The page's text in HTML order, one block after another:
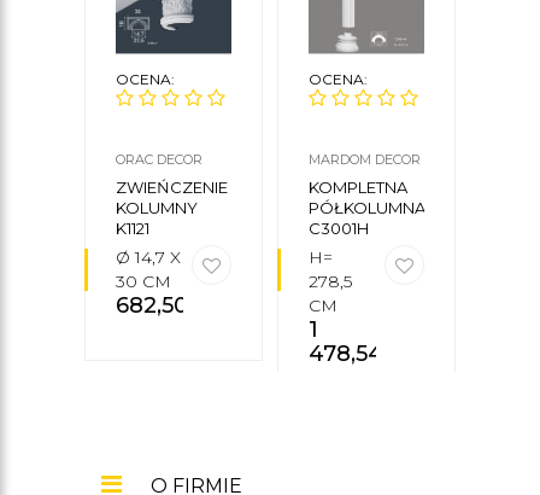
OCENA:
ORAC DECOR
ZWIEŃCZENIE
KOLUMNY
K1121
Ø 14,7 X
30 CM
682,50
OCENA:
MARDOM DECOR
KOMPLETNA
PÓŁKOLUMNA
C3001H
H=
278,5
CM
1
478,54
O FIRMIE